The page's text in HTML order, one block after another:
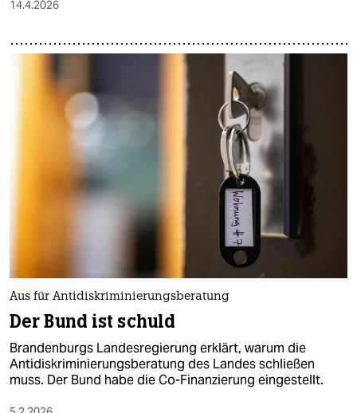
14.4.2026
Aus für Antidiskriminierungsberatung
Der Bund ist schuld
Brandenburgs Landesregierung erklärt, warum die
Antidiskriminierungsberatung des Landes schließen
muss. Der Bund habe die Co-Finanzierung eingestellt.